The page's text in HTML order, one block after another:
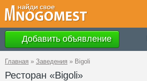
Добавить объявление
Главная » Заведения » Bigoli
Ресторан «Bigoli»